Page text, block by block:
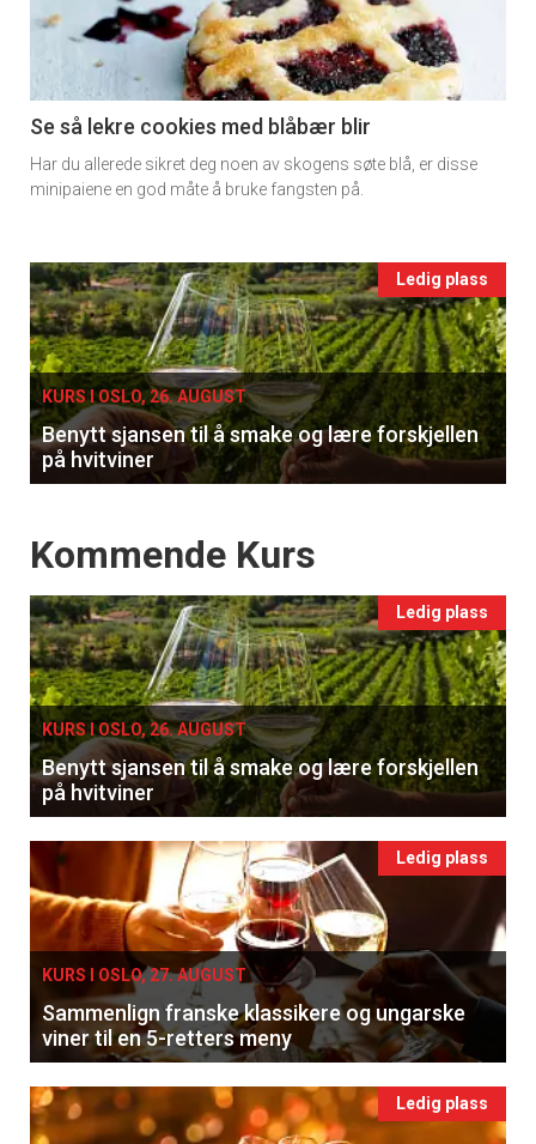
-
section
11
Ukens
Se så lekre cookies med blåbær blir
Har du allerede sikret deg noen av skogens søte blå, er disse
minipaiene en god måte å bruke fangsten på.
Events
single
Ledig plass
KURS I OSLO, 26. AUGUST
Benytt sjansen til å smake og lære forskjellen
på hvitviner
Events
Kommende Kurs
Ledig plass
KURS I OSLO, 26. AUGUST
Benytt sjansen til å smake og lære forskjellen
på hvitviner
Ledig plass
KURS I OSLO, 27. AUGUST
Sammenlign franske klassikere og ungarske
viner til en 5-retters meny
Ledig plass